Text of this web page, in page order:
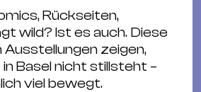
Rückseiten,
wild? Ist es auch. Diese
zeigen,
Basel nicht stillsteht –
viel bewegt.